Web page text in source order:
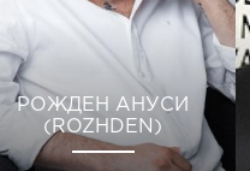
РОЖДЕН АНУСИ
(ROZHDEN)